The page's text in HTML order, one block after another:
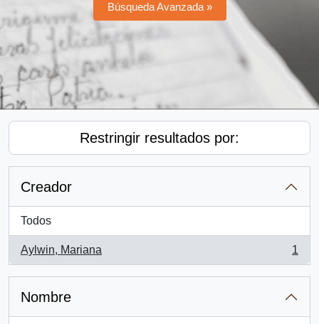
Búsqueda Avanzada »
Restringir resultados por:
Creador
Todos
Aylwin, Mariana
, 1 resultados
1
Nombre